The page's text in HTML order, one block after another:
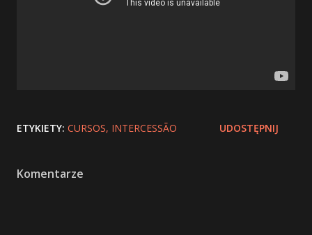
ETYKIETY: CURSOS INTERCESSÃO UDOSTĘPNIJ
Komentarze